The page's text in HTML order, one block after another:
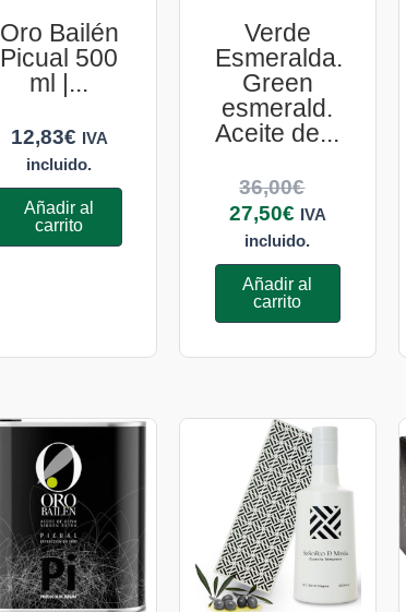
Oro Bailén
Picual 500
ml |...
12,83€ IVA
incluido.
Añadir al
carrito
Verde
Esmeralda.
Green
esmerald.
Aceite de...
36,00€
27,50€ IVA
incluido.
Añadir al
carrito